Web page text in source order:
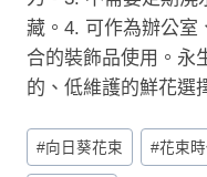
藏。4. 可作為辦公室
合的裝飾品使用。永
的、低維護的鮮花選
Post
Tags:
#向日葵花束 #花束